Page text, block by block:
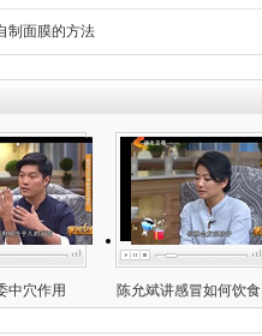
制面膜的方法
中穴作用 陈允斌讲感冒如何饮食